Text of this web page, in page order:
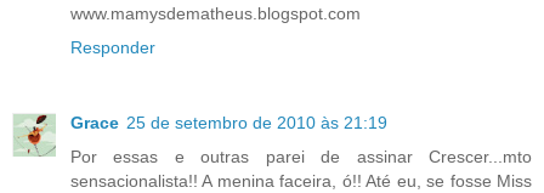
www.mamysdematheus.blogspot.com
Responder
Grace 25 de setembro de 2010 às 21:19
Por essas e outras parei de assinar Crescer...mto
sensacionalista!! A menina faceira, ó!! Até eu, se fosse Miss